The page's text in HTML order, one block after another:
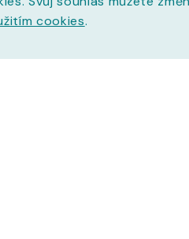
cookies.